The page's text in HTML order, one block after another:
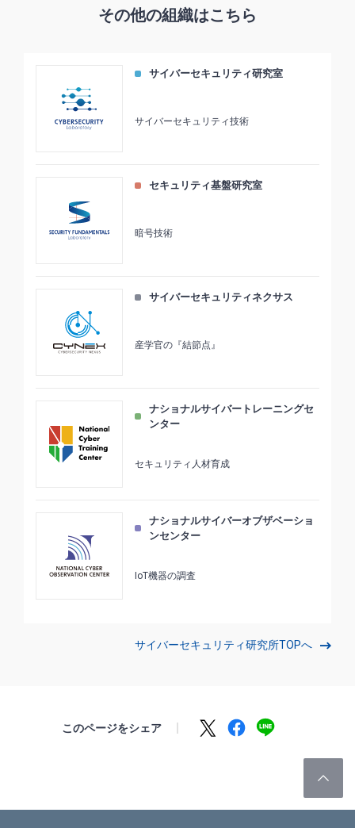
その他の組織はこちら
サイバーセキュリティ研究室
サイバーセキュリティ技術
セキュリティ基盤研究室
暗号技術
サイバーセキュリティネクサス
産学官の『結節点』
ナショナルサイバートレーニングセ
ンター
セキュリティ人材育成
ナショナルサイバーオブザベーショ
ンセンター
IoT機器の調査
サイバーセキュリティ研究所TOPへ
このページをシェア